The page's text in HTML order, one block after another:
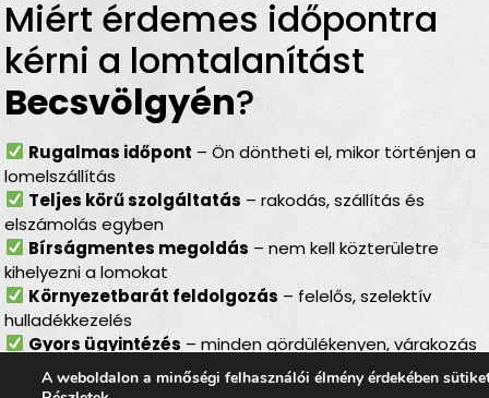
Miért érdemes időpontra
kérni a lomtalanítást
Becsvölgyén?
Rugalmas időpont – Ön döntheti el, mikor történjen a
lomelszállítás
Teljes körű szolgáltatás – rakodás, szállítás és
elszámolás egyben
Bírságmentes megoldás – nem kell közterületre
kihelyezni a lomokat
Környezetbarát feldolgozás – felelős, szelektív
hulladékkezelés
Gyors ügyintézés – minden gördülékenyen, várakozás
nélkülA weboldalon a minőségi felhasználói élmény érdekében